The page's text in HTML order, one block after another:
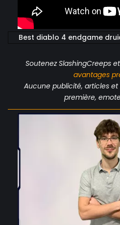
Best diablo 4 endgame
Soutenez SlashingCreeps et
avantages
Aucune publicité, articles
première,